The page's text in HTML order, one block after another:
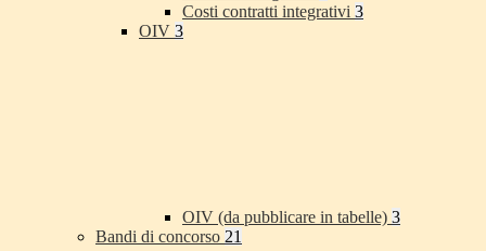
Costi contratti integrativi 3
OIV 3
OIV (da pubblicare in tabelle) 3
Bandi di concorso 21